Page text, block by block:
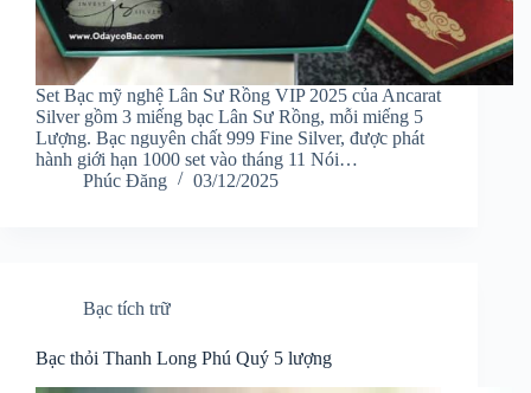
Set Bạc mỹ nghệ Lân Sư Rồng VIP 2025 của Ancarat
Silver gồm 3 miếng bạc Lân Sư Rồng, mỗi miếng 5
Lượng. Bạc nguyên chất 999 Fine Silver, được phát
hành giới hạn 1000 set vào tháng 11 Nói…
Phúc Đăng
03/12/2025
Bạc tích trữ
Bạc thỏi Thanh Long Phú Quý 5 lượng